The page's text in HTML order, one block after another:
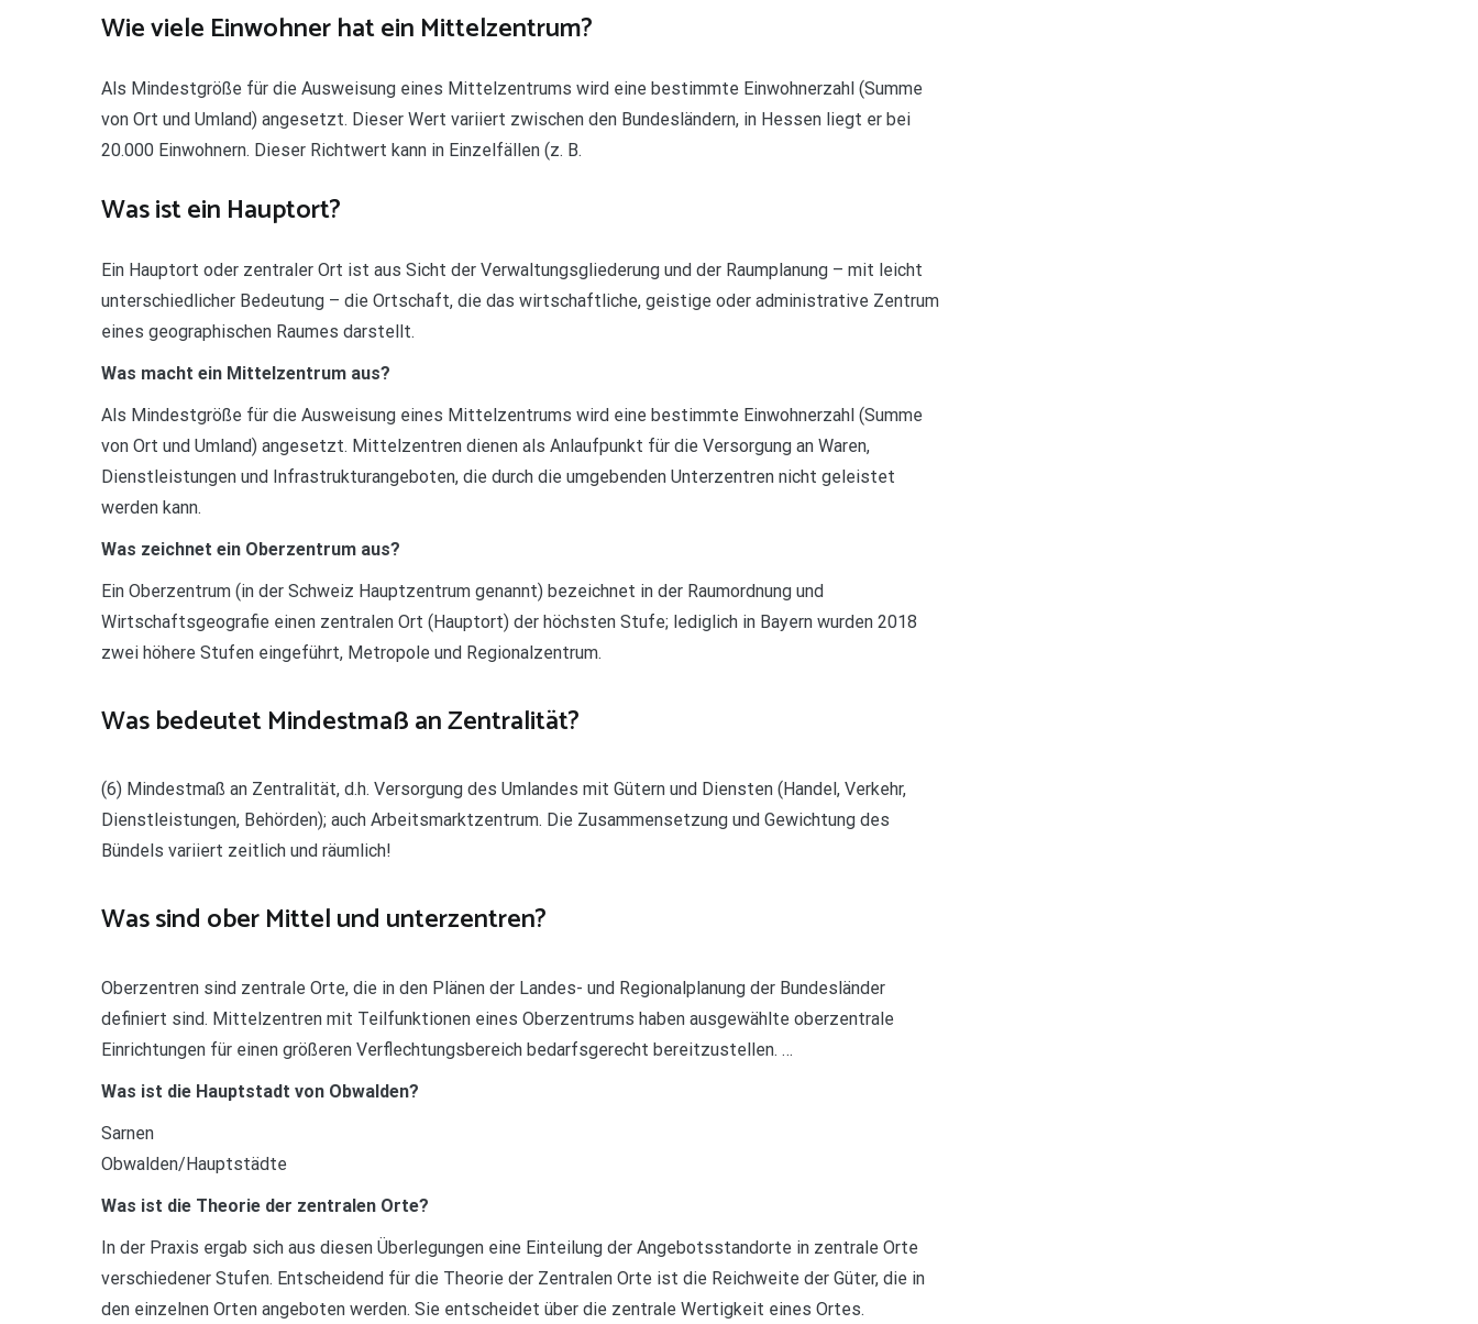
Wie viele Einwohner hat ein Mittelzentrum?
Als Mindestgröße für die Ausweisung eines Mittelzentrums wird eine bestimmte Einwohnerzahl (Summe
von Ort und Umland) angesetzt. Dieser Wert variiert zwischen den Bundesländern, in Hessen liegt er bei
20.000 Einwohnern. Dieser Richtwert kann in Einzelfällen (z. B.
Was ist ein Hauptort?
Ein Hauptort oder zentraler Ort ist aus Sicht der Verwaltungsgliederung und der Raumplanung – mit leicht
unterschiedlicher Bedeutung – die Ortschaft, die das wirtschaftliche, geistige oder administrative Zentrum
eines geographischen Raumes darstellt.
Was macht ein Mittelzentrum aus?
Als Mindestgröße für die Ausweisung eines Mittelzentrums wird eine bestimmte Einwohnerzahl (Summe
von Ort und Umland) angesetzt. Mittelzentren dienen als Anlaufpunkt für die Versorgung an Waren,
Dienstleistungen und Infrastrukturangeboten, die durch die umgebenden Unterzentren nicht geleistet
werden kann.
Was zeichnet ein Oberzentrum aus?
Ein Oberzentrum (in der Schweiz Hauptzentrum genannt) bezeichnet in der Raumordnung und
Wirtschaftsgeografie einen zentralen Ort (Hauptort) der höchsten Stufe; lediglich in Bayern wurden 2018
zwei höhere Stufen eingeführt, Metropole und Regionalzentrum.
Was bedeutet Mindestmaß an Zentralität?
(6) Mindestmaß an Zentralität, d.h. Versorgung des Umlandes mit Gütern und Diensten (Handel, Verkehr,
Dienstleistungen, Behörden); auch Arbeitsmarktzentrum. Die Zusammensetzung und Gewichtung des
Bündels variiert zeitlich und räumlich!
Was sind ober Mittel und unterzentren?
Oberzentren sind zentrale Orte, die in den Plänen der Landes- und Regionalplanung der Bundesländer
definiert sind. Mittelzentren mit Teilfunktionen eines Oberzentrums haben ausgewählte oberzentrale
Einrichtungen für einen größeren Verflechtungsbereich bedarfsgerecht bereitzustellen. …
Was ist die Hauptstadt von Obwalden?
Sarnen
Obwalden/Hauptstädte
Was ist die Theorie der zentralen Orte?
In der Praxis ergab sich aus diesen Überlegungen eine Einteilung der Angebotsstandorte in zentrale Orte
verschiedener Stufen. Entscheidend für die Theorie der Zentralen Orte ist die Reichweite der Güter, die in
den einzelnen Orten angeboten werden. Sie entscheidet über die zentrale Wertigkeit eines Ortes.